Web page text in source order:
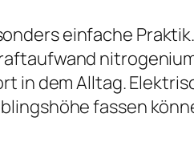
einfache
in dem Alltag.
fassen